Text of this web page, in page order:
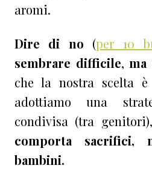
aromi.
Dire di no (per 10
sembrare difficile,ma
che la nostra scelta
adottiamo una
condivisa (tra genitori),
comporta sacrifici,
bambini.